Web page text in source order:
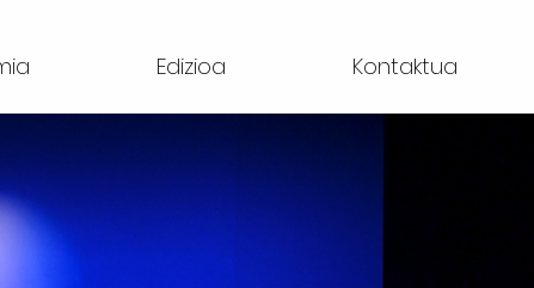
Edizioa Kontaktua